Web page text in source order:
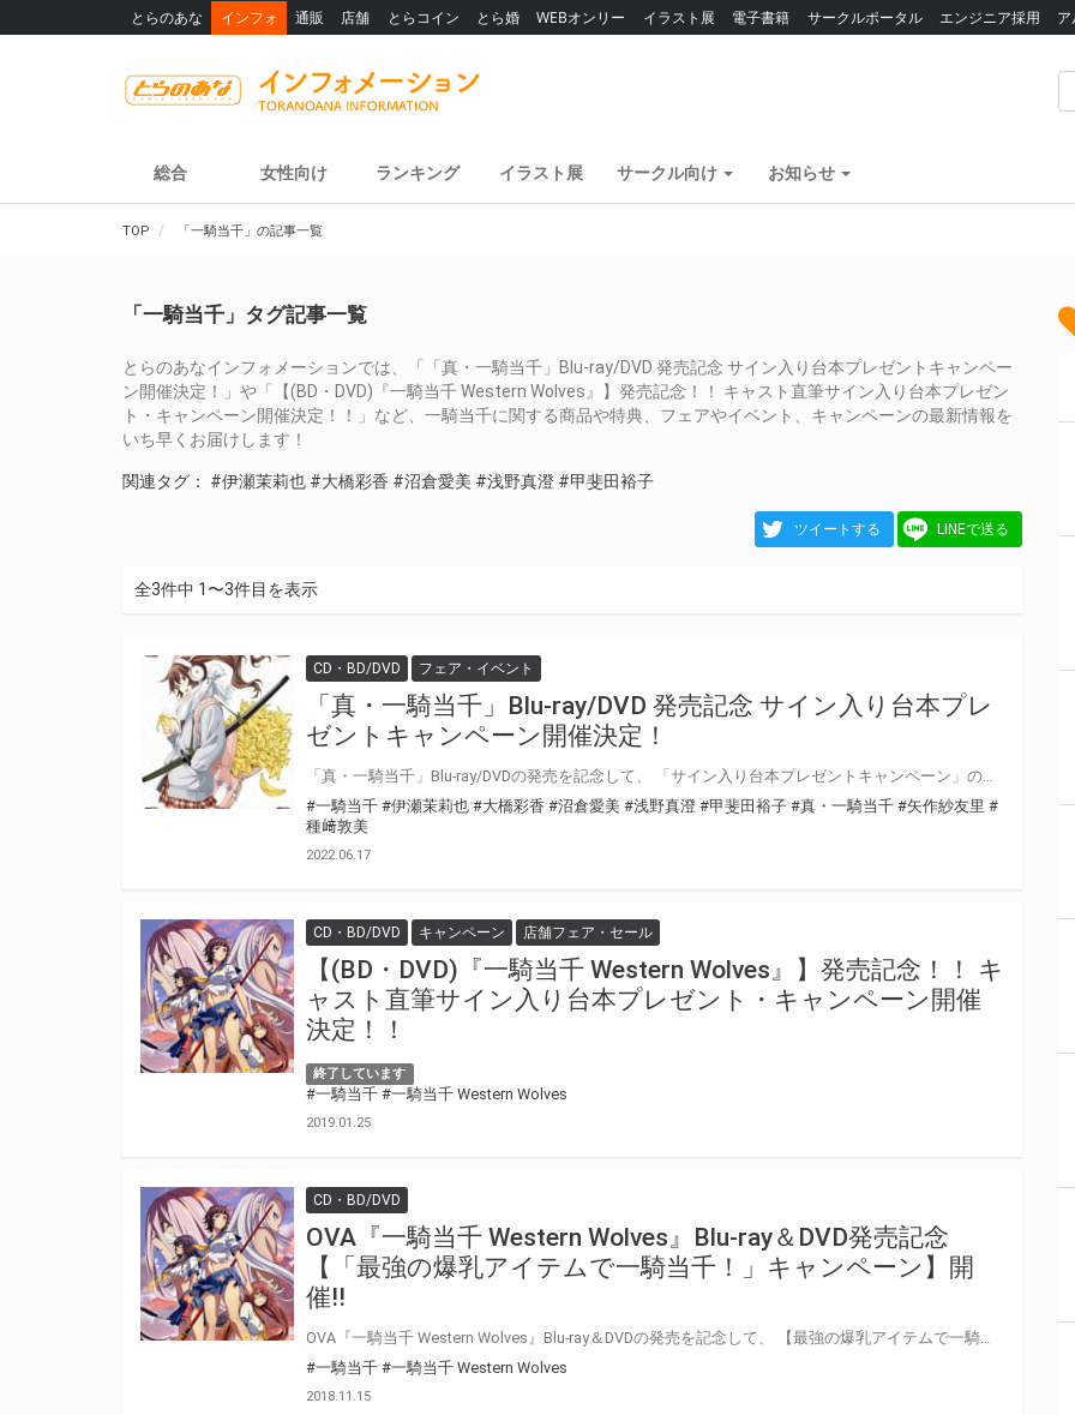
とらのあな インフォ 通販 店舗 とらコイン とら婚 WEBオンリー イラスト展 電子書籍 サークルポータル エンジニア採用
総合 女性向け ランキング イラスト展 サークル向け お知らせ
TOP 「一騎当千」の記事一覧
「一騎当千」タグ記事一覧
とらのあなインフォメーションでは、「「真・一騎当千」Blu-ray/DVD 発売記念 サイン入り台本プレゼントキャンペー
ン開催決定！」や「【(BD・DVD)『一騎当千 Western Wolves』】発売記念！！ キャスト直筆サイン入り台本プレゼン
ト・キャンペーン開催決定！！」など、一騎当千に関する商品や特典、フェアやイベント、キャンペーンの最新情報を
いち早くお届けします！
関連タグ： #伊瀬茉莉也 #大橋彩香 #沼倉愛美 #浅野真澄 #甲斐田裕子
ツイートする LINEで送る
全3件中 1〜3件目を表示
CD・BD/DVD フェア・イベント
「真・一騎当千」Blu-ray/DVD 発売記念 サイン入り台本プレ
ゼントキャンペーン開催決定！
#一騎当千 #伊瀬茉莉也 #大橋彩香 #沼倉愛美 #浅野真澄 #甲斐田裕子 #真・一騎当千 #矢作紗友里 #
種﨑敦美
2022.06.17
CD・BD/DVD キャンペーン 店舗フェア・セール
【(BD・DVD)『一騎当千 Western Wolves』】発売記念！！ キ
ャスト直筆サイン入り台本プレゼント・キャンペーン開催
決定！！
終了しています
#一騎当千 #一騎当千 Western Wolves
2019.01.25
CD・BD/DVD
OVA『一騎当千 Western Wolves』Blu-ray＆DVD発売記念
【「最強の爆乳アイテムで一騎当千！」キャンペーン】開
催!!
#一騎当千 #一騎当千 Western Wolves
2018.11.15